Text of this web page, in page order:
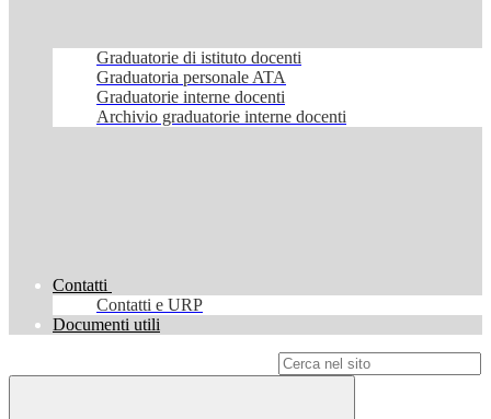
Graduatorie di istituto docenti
Graduatoria personale ATA
Graduatorie interne docenti
Archivio graduatorie interne docenti
Contatti
Contatti e URP
Documenti utili